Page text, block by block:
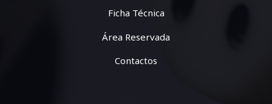
Ficha Técnica
Área Reservada
Contactos